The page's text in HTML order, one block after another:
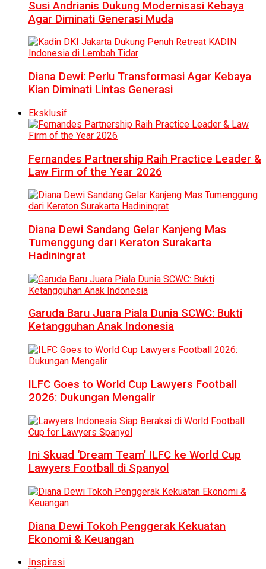
Susi Andrianis Dukung Modernisasi Kebaya
Agar Diminati Generasi Muda
Diana Dewi: Perlu Transformasi Agar Kebaya
Kian Diminati Lintas Generasi
Eksklusif
Fernandes Partnership Raih Practice Leader &
Law Firm of the Year 2026
Diana Dewi Sandang Gelar Kanjeng Mas
Tumenggung dari Keraton Surakarta
Hadiningrat
Garuda Baru Juara Piala Dunia SCWC: Bukti
Ketangguhan Anak Indonesia
ILFC Goes to World Cup Lawyers Football
2026: Dukungan Mengalir
Ini Skuad ‘Dream Team’ ILFC ke World Cup
Lawyers Football di Spanyol
Diana Dewi Tokoh Penggerak Kekuatan
Ekonomi & Keuangan
Inspirasi